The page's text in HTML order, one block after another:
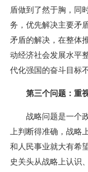
盾做到了然于胸，同
务，优先解决主要矛
矛盾的解决，在整体
动经济社会发展水平
代化强国的奋斗目标
第三个问题：重
战略问题是一个
上判断得准确，战略
和人民事业就大有希
史关头从战略上认识